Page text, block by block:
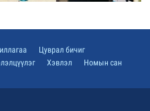
Цуврал бичиг
Хэвлэл
Номын сан